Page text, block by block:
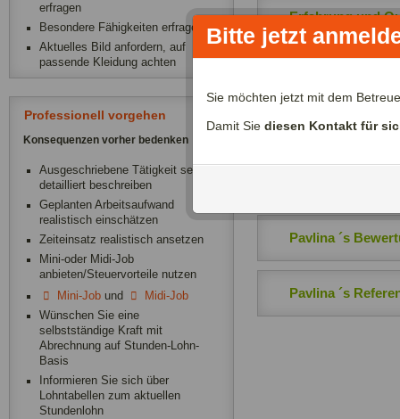
erfragen
Besondere Fähigkeiten erfragen
Aktuelles Bild anfordern, auf
passende Kleidung achten
Professionell vorgehen
Konsequenzen vorher bedenken
Ausgeschriebene Tätigkeit sehr
detailliert beschreiben
Geplanten Arbeitsaufwand
realistisch einschätzen
Zeiteinsatz realistisch ansetzen
Mini-oder Midi-Job
anbieten/Steuervorteile nutzen
Mini-Jobund
Midi-Job
Wünschen Sie eine
selbstständige Kraft mit
Abrechnung auf Stunden-Lohn-
Basis
Informieren Sie sich über
Lohntabellen zum aktuellen
Stundenlohn
Erfahrung und
Zeitliche
Pavlina ´s
Pavlina ´s
Bitte jetzt
Sie möchten jetzt mit dem
Damit Sie diesen Kontakt für